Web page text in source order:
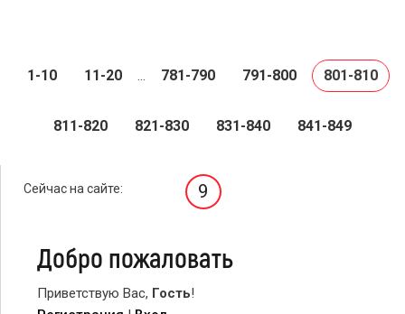
1-10 11-20 ... 781-790 791-800 801-810
811-820 821-830 831-840 841-849
Сейчас на сайте: 9
Добро пожаловать
Приветствую Вас, Гость!